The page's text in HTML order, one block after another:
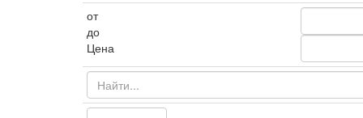
от
до
Цена